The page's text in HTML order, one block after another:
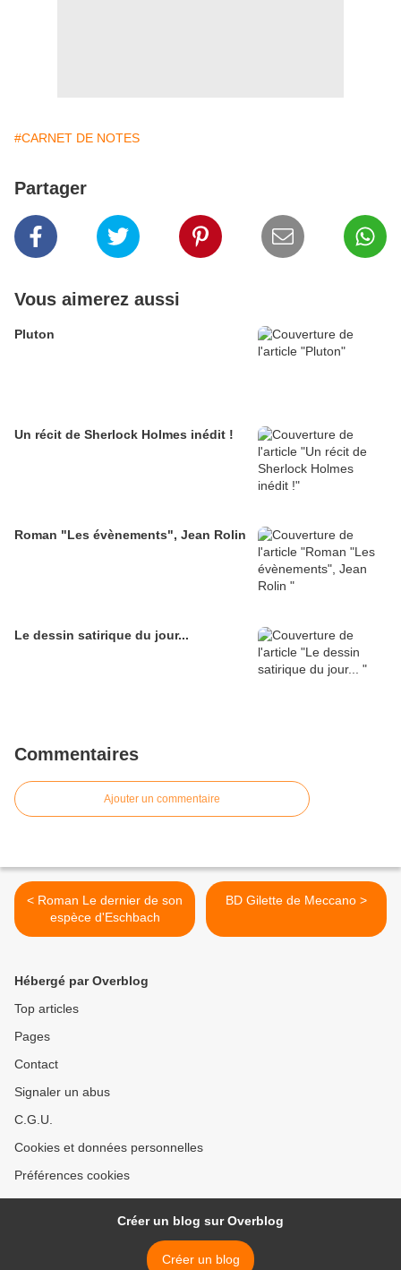
#CARNET DE NOTES
Partager
Vous aimerez aussi
Pluton
Un récit de Sherlock Holmes inédit !
Roman "Les évènements", Jean Rolin
Le dessin satirique du jour...
Commentaires
Ajouter un commentaire
< Roman Le dernier de son
espèce d'Eschbach
BD Gilette de Meccano >
Hébergé par Overblog
Top articles
Pages
Contact
Signaler un abus
C.G.U.
Cookies et données personnelles
Préférences cookies
Créer un blog sur Overblog
Créer un blog